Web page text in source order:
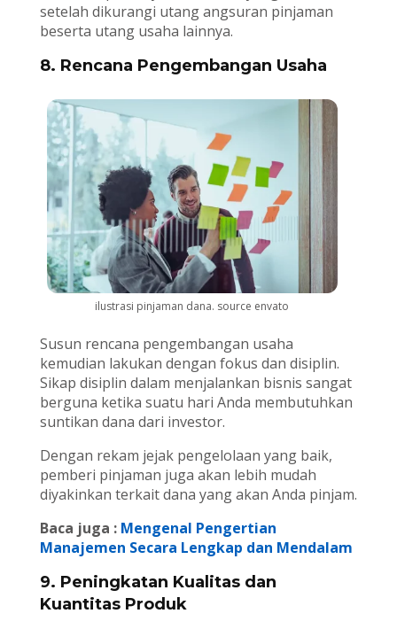
setelah dikurangi utang angsuran pinjaman
beserta utang usaha lainnya.
8. Rencana Pengembangan Usaha
ilustrasi pinjaman dana. source envato
Susun rencana pengembangan usaha
kemudian lakukan dengan fokus dan disiplin.
Sikap disiplin dalam menjalankan bisnis sangat
berguna ketika suatu hari Anda membutuhkan
suntikan dana dari investor.
Dengan rekam jejak pengelolaan yang baik,
pemberi pinjaman juga akan lebih mudah
diyakinkan terkait dana yang akan Anda pinjam.
Baca juga : Mengenal Pengertian
Manajemen Secara Lengkap dan Mendalam
9. Peningkatan Kualitas dan
Kuantitas Produk